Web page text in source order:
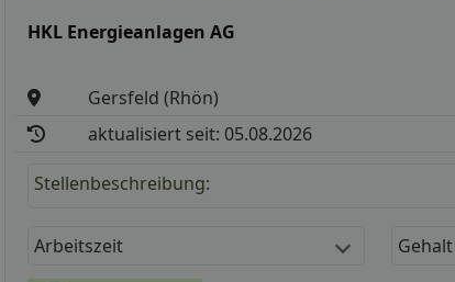
HKL Energieanlagen AG
Gersfeld (Rhön)
aktualisiert seit: 05.08.2026
Stellenbeschreibung:
Arbeitszeit Gehalt